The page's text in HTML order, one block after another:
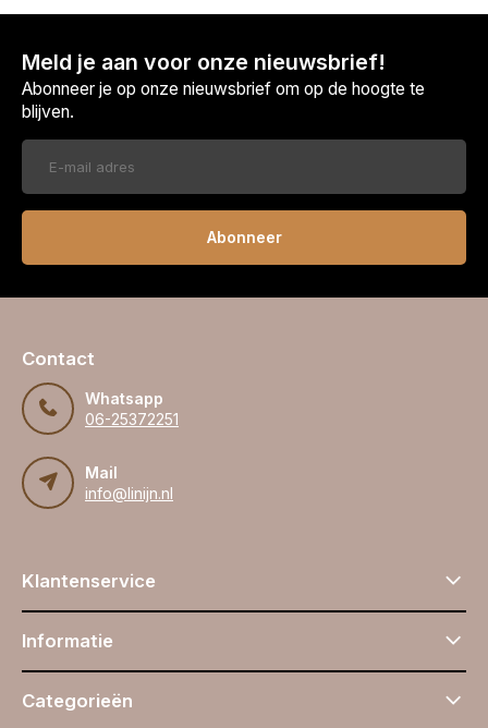
Meld je aan voor onze nieuwsbrief!
Abonneer je op onze nieuwsbrief om op de hoogte te
blijven.
Abonneer
Contact
Whatsapp
06-25372251
Mail
info@linijn.nl
Klantenservice
Informatie
Categorieën